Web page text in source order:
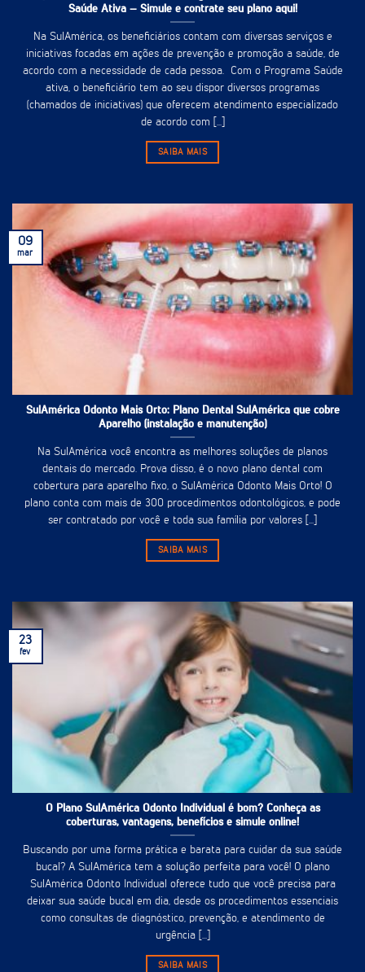
Saúde Ativa – Simule e contrate seu plano aqui!
Na SulAmérica, os beneficiários contam com diversas serviços e
iniciativas focadas em ações de prevenção e promoção a saúde, de
acordo com a necessidade de cada pessoa. Com o Programa Saúde
ativa, o beneficiário tem ao seu dispor diversos programas
(chamados de iniciativas) que oferecem atendimento especializado
de acordo com [...]
SAIBA MAIS
SulAmérica Odonto Mais Orto: Plano Dental SulAmérica que cobre
Aparelho (instalação e manutenção)
Na SulAmérica você encontra as melhores soluções de planos
dentais do mercado. Prova disso, é o novo plano dental com
cobertura para aparelho fixo, o SulAmérica Odonto Mais Orto! O
plano conta com mais de 300 procedimentos odontológicos, e pode
ser contratado por você e toda sua família por valores [...]
SAIBA MAIS
09
mar
O Plano SulAmérica Odonto Individual é bom? Conheça as
coberturas, vantagens, benefícios e simule online!
Buscando por uma forma prática e barata para cuidar da sua saúde
bucal? A SulAmérica tem a solução perfeita para você! O plano
SulAmérica Odonto Individual oferece tudo que você precisa para
deixar sua saúde bucal em dia, desde os procedimentos essenciais
como consultas de diagnóstico, prevenção, e atendimento de
urgência [...]
SAIBA MAIS
23
fev